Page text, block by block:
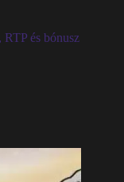
és bónusz